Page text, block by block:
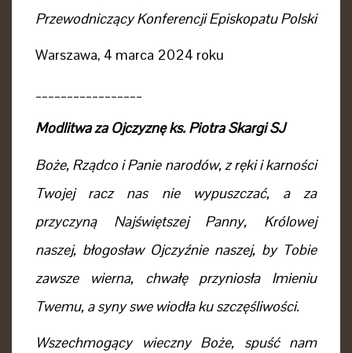
Przewodniczący Konferencji Episkopatu Polski
Warszawa, 4 marca 2024 roku
Modlitwa za Ojczyznę ks. Piotra Skargi SJ
Boże, Rządco i Panie narodów, z ręki i karności
Twojej racz nas nie wypuszczać, a za
przyczyną Najświętszej Panny, Królowej
naszej, błogosław Ojczyźnie naszej, by Tobie
zawsze wierna, chwałę przyniosła Imieniu
Twemu, a syny swe wiodła ku szczęśliwości.
Wszechmogący wieczny Boże, spuść nam